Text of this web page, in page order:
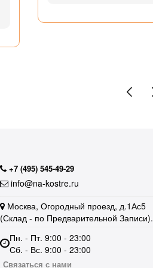
+7 (495) 545-49-29
info@na-kostre.ru
Москва, Огородный проезд, д.1Ас5
(Склад - по Предварительной Записи).
Пн. - Пт. 9:00 - 23:00
Сб. - Вс. 9:00 - 23:00
Связаться с нами